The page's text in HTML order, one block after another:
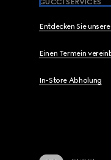
GUCCI SERVICES
Entdecken Sie
Einen Termein
In-Store Abholung